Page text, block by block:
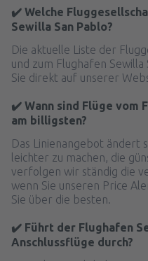
✔️ Welche
Sewilla San Pablo?
Die aktuelle Liste der
und zum Flughafen
Sie direkt auf unserer
✔️ Wann sind Flüge vom
am billigsten?
Das Linienangebot ändert
leichter zu machen, die
verfolgen wir ständig die
wenn Sie unseren Price
Sie über die besten.
✔️ Führt der Flughafen
Anschlussflüge durch?